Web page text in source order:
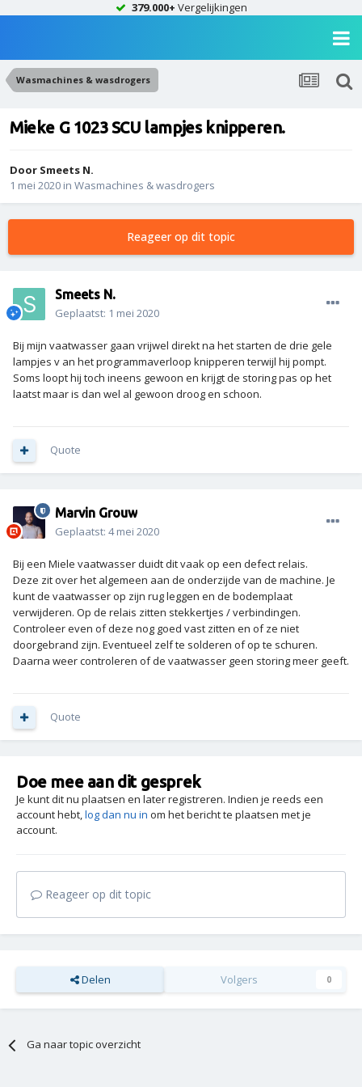
379.000+ Vergelijkingen
Wasmachines & wasdrogers
Mieke G 1023 SCU lampjes knipperen.
Door Smeets N.
1 mei 2020 in Wasmachines & wasdrogers
Reageer op dit topic
Smeets N.
Geplaatst: 1 mei 2020
Bij mijn vaatwasser gaan vrijwel direkt na het starten de drie gele
lampjes v an het programmaverloop knipperen terwijl hij pompt.
Soms loopt hij toch ineens gewoon en krijgt de storing pas op het
laatst maar is dan wel al gewoon droog en schoon.
Quote
Marvin Grouw
Geplaatst: 4 mei 2020
Bij een Miele vaatwasser duidt dit vaak op een defect relais.
Deze zit over het algemeen aan de onderzijde van de machine. Je
kunt de vaatwasser op zijn rug leggen en de bodemplaat
verwijderen. Op de relais zitten stekkertjes / verbindingen.
Controleer even of deze nog goed vast zitten en of ze niet
doorgebrand zijn. Eventueel zelf te solderen of op te schuren.
Daarna weer controleren of de vaatwasser geen storing meer geeft.
Quote
Doe mee aan dit gesprek
Je kunt dit nu plaatsen en later registreren. Indien je reeds een
account hebt,log dan nu in om het bericht te plaatsen met je
account.
Reageer op dit topic
Delen Volgers 0
Ga naar topic overzicht